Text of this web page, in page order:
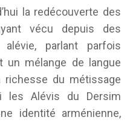
la redécouverte des
vécu depuis des
parlant parfois
un mélange de langue
richesse du métissage
les Alévis du Dersim
identité arménienne,